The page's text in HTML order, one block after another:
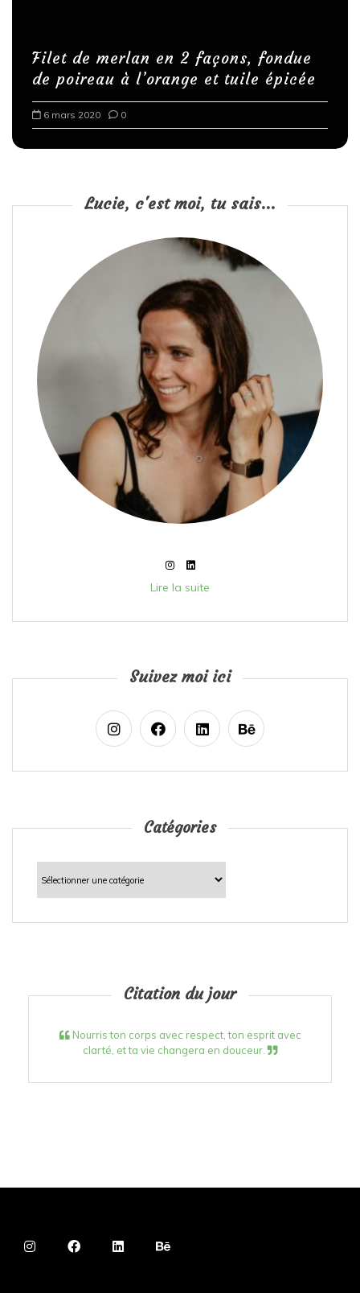
Filet de merlan en 2 façons, fondue
de poireau à l’orange et tuile épicée
6 mars 2020 0
Lucie, c'est moi, tu sais...
Lire la suite
Suivez moi ici
Catégories
Catégories
Citation du jour
Nourris ton corps avec respect, ton esprit avec
clarté, et ta vie changera en douceur.